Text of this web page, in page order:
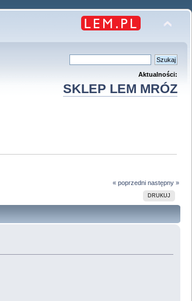
Aktualności:
SKLEP LEM MRÓZ
« poprzedni następny »
DRUKUJ